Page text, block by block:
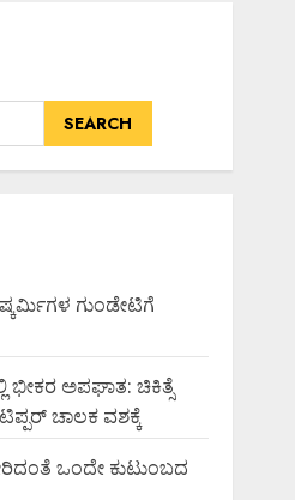
SEARCH
ಗುಂಡೇಟಿಗೆ
ಅಪಘಾತ: ಚಿಕಿತ್ಸೆ
ಚಾಲಕ ವಶಕ್ಕೆ
ಒಂದೇ ಕುಟುಂಬದ